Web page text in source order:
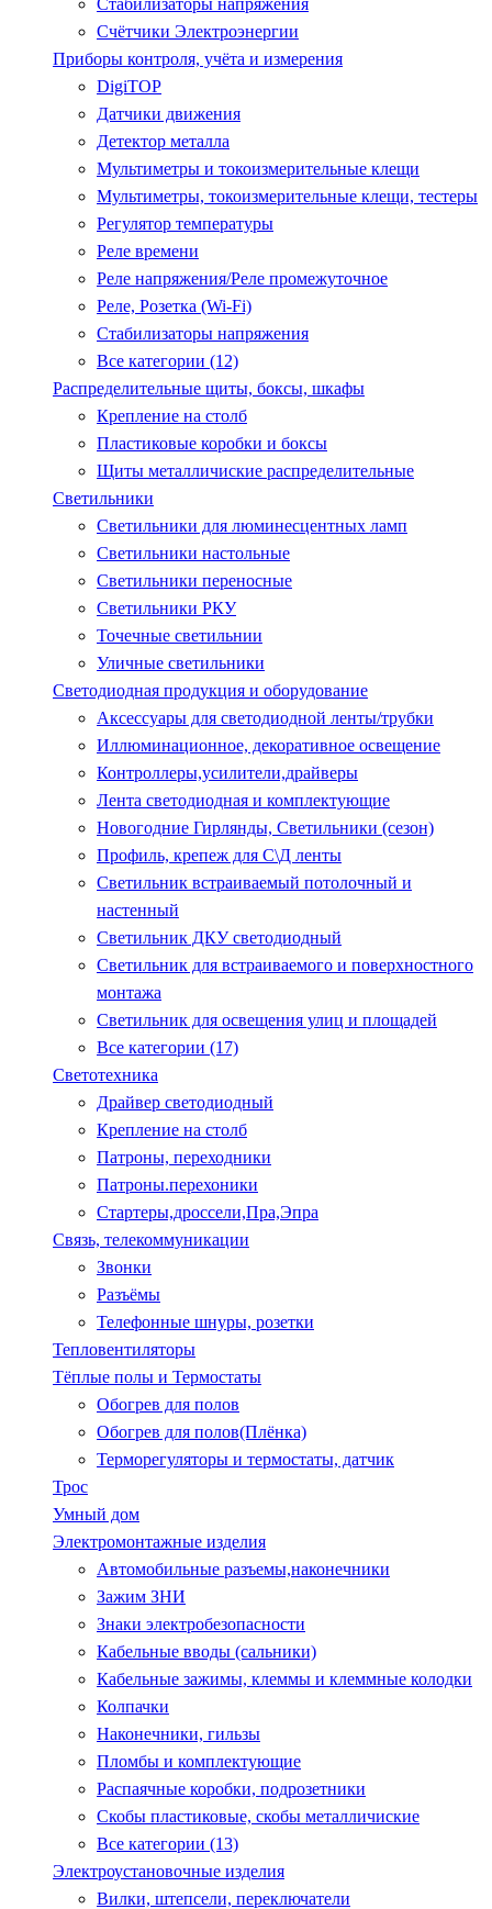
Стабилизаторы напряжения
Счётчики Электроэнергии
Приборы контроля, учёта и измерения
DigiTOP
Датчики движения
Детектор металла
Мультиметры и токоизмерительные клещи
Мультиметры, токоизмерительные клещи, тестеры
Регулятор температуры
Реле времени
Реле напряжения/Реле промежуточное
Реле, Розетка (Wi-Fi)
Стабилизаторы напряжения
Все категории (12)
Распределительные щиты, боксы, шкафы
Крепление на столб
Пластиковые коробки и боксы
Щиты металличиские распределительные
Светильники
Светильники для люминесцентных ламп
Светильники настольные
Светильники переносные
Светильники РКУ
Точечные светильнии
Уличные светильники
Светодиодная продукция и оборудование
Аксессуары для светодиодной ленты/трубки
Иллюминационное, декоративное освещение
Контроллеры,усилители,драйверы
Лента светодиодная и комплектующие
Новогодние Гирлянды, Светильники (сезон)
Профиль, крепеж для С\Д ленты
Светильник встраиваемый потолочный и
настенный
Светильник ДКУ светодиодный
Светильник для встраиваемого и поверхностного
монтажа
Светильник для освещения улиц и площадей
Все категории (17)
Светотехника
Драйвер светодиодный
Крепление на столб
Патроны, переходники
Патроны.перехоники
Стартеры,дроссели,Пра,Эпра
Связь, телекоммуникации
Звонки
Разъёмы
Телефонные шнуры, розетки
Тепловентиляторы
Тёплые полы и Термостаты
Обогрев для полов
Обогрев для полов(Плёнка)
Терморегуляторы и термостаты, датчик
Трос
Умный дом
Электромонтажные изделия
Автомобильные разъемы,наконечники
Зажим ЗНИ
Знаки электробезопасности
Кабельные вводы (сальники)
Кабельные зажимы, клеммы и клеммные колодки
Колпачки
Наконечники, гильзы
Пломбы и комплектующие
Распаячные коробки, подрозетники
Скобы пластиковые, скобы металличиские
Все категории (13)
Электроустановочные изделия
Вилки, штепсели, переключатели